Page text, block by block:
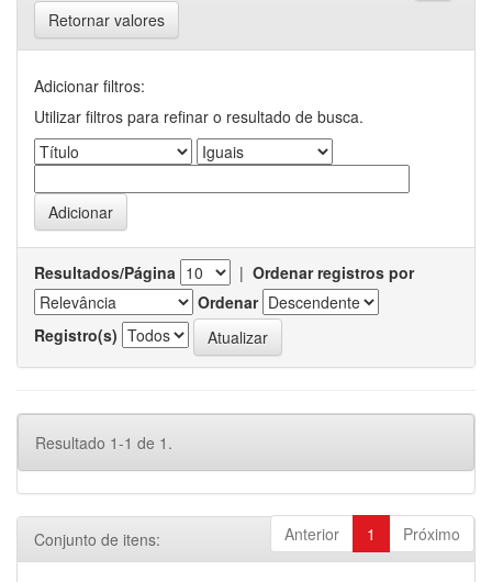
Retornar valores
Adicionar filtros:
Utilizar filtros para refinar o resultado de busca.
Resultados/Página | Ordenar registros por
Ordenar
Registro(s)
Resultado 1-1 de 1.
Anterior 1 Próximo
Conjunto de itens: